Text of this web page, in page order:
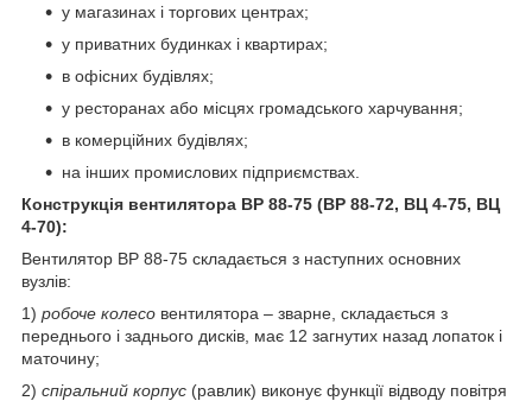
у магазинах і торгових центрах;
у приватних будинках і квартирах;
в офісних будівлях;
у ресторанах або місцях громадського харчування;
в комерційних будівлях;
на інших промислових підприємствах.
Конструкція вентилятора ВР 88-75 (ВР 88-72, ВЦ 4-75, ВЦ
4-70):
Вентилятор ВР 88-75 складається з наступних основних
вузлів:
1) робоче колесо вентилятора – зварне, складається з
переднього і заднього дисків, має 12 загнутих назад лопаток і
маточину;
2) спіральний корпус (равлик) виконує функції відводу повітря